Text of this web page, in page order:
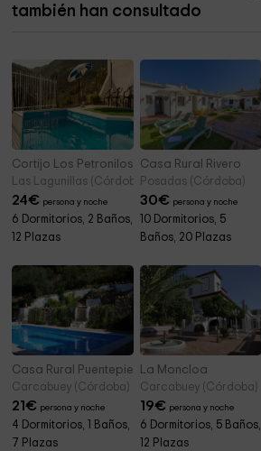
también han consultado
Cortijo Los Petronilos
Las Lagunillas (Córdoba)
24€ persona y noche
6 Dormitorios, 2 Baños,
12 Plazas
Casa Rural Rivero
Posadas (Córdoba)
30€ persona y noche
10 Dormitorios, 5
Baños, 20 Plazas
Casa Rural Puentepiedra
Carcabuey (Córdoba)
21€ persona y noche
4 Dormitorios, 1 Baños,
7 Plazas
La Moncloa
Carcabuey (Córdoba)
19€ persona y noche
6 Dormitorios, 5 Baños,
12 Plazas